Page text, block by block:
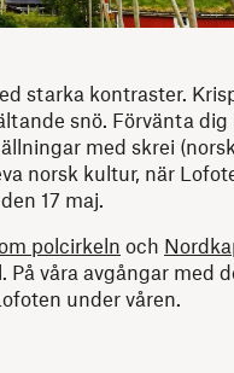
starka kontraster.
snö. Förvänta dig
med skrei
norsk kultur, när
17 maj.
polcirkeln och
våra avgångar med
under våren.